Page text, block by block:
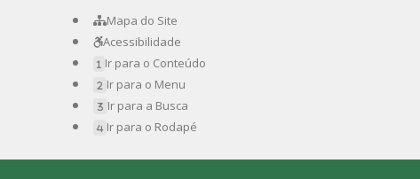
Mapa do Site
Acessibilidade
Ir para o Conteúdo
Ir para o Menu
Ir para a Busca
Ir para o Rodapé